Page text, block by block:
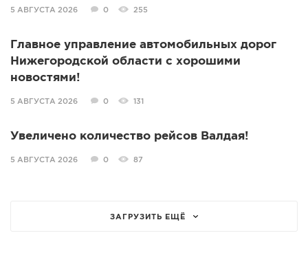
5 АВГУСТА 2026 0 255
Главное управление автомобильных дорог
Нижегородской области с хорошими
новостями!
5 АВГУСТА 2026 0 131
Увеличено количество рейсов Валдая!
5 АВГУСТА 2026 0 87
ЗАГРУЗИТЬ ЕЩЁ